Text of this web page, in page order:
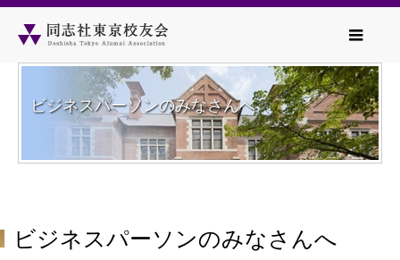
ビジネスパーソンのみなさんへ
ビジネスパーソンのみなさんへ